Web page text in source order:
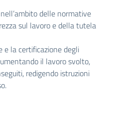
delle normative
sul lavoro e della tutela
e la certificazione degli
il lavoro svolto,
redigendo istruzioni